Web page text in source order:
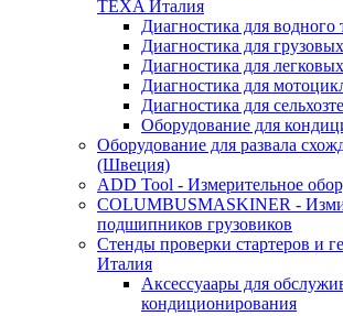
TEXA Италия
Диагностика для водного
Диагностика для
Диагностика для
Диагностика для
Диагностика для
Оборудование для
Оборудование для развала
(Швеция)
ADD Tool - Измерительное
COLUMBUSMASKINER -
подшипников грузовиков
Стенды проверки стартеров и
Италия
Аксессуаары для
кондиционирования